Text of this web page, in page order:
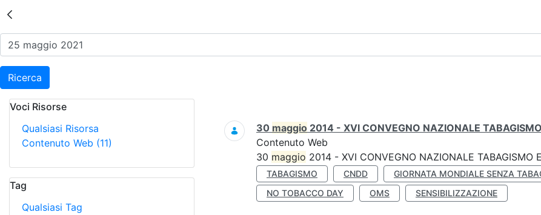
Risultati della Ricerca - Eventi
Ricerca
Voci Risorse
Qualsiasi Risorsa
Contenuto Web (11)
Tag
Qualsiasi Tag
Ricerca
30 maggio 2014 - XVI CONVEGNO NAZIONALE
Contenuto Web
30 maggio 2014 - XVI CONVEGNO NAZIONALE TABAGISMO
TABAGISMO CNDD GIORNATA MONDIALE SENZA
NO TOBACCO DAY
OMS SENSIBILIZZAZIONE